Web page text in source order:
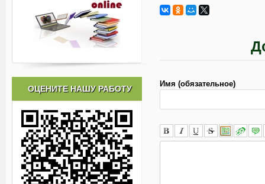
Имя (обязательное)
ОЦЕНИТЕ НАШУ РАБОТУ